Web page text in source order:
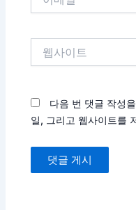
다음 번 댓글 작성
일, 그리고 웹사이트를